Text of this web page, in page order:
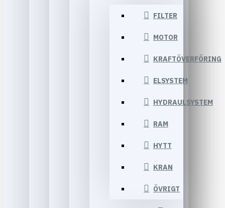
FILTER
MOTOR
KRAFTÖVERFÖRING
ELSYSTEM
HYDRAULSYSTEM
RAM
HYTT
KRAN
ÖVRIGT